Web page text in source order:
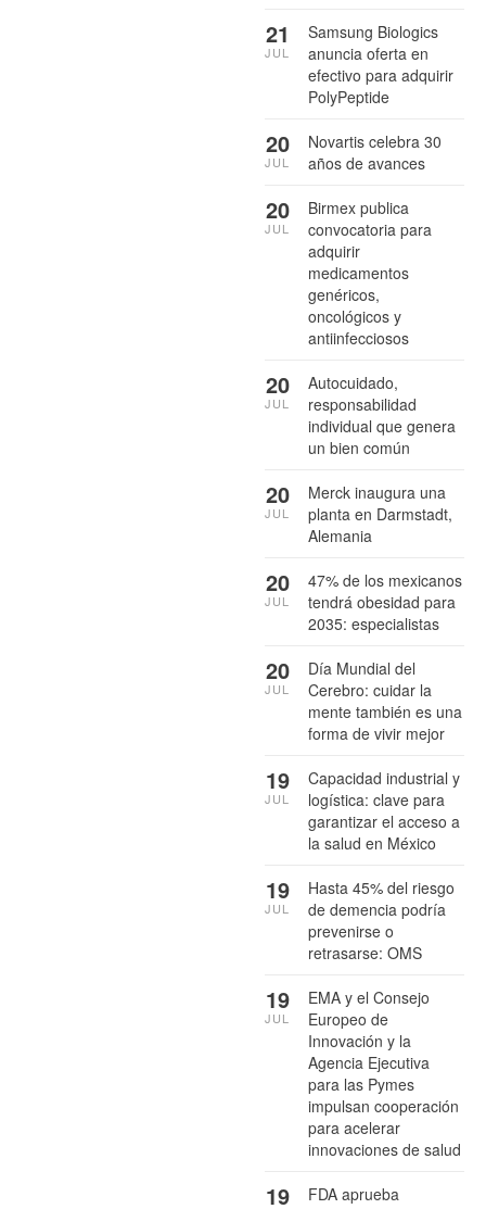
Samsung Biologics
anuncia oferta en
efectivo para adquirir
PolyPeptide
21
JUL
Novartis celebra 30
años de avances
20
JUL
Birmex publica
convocatoria para
adquirir
medicamentos
genéricos,
oncológicos y
antiinfecciosos
20
JUL
Autocuidado,
responsabilidad
individual que genera
un bien común
20
JUL
Merck inaugura una
planta en Darmstadt,
Alemania
20
JUL
47% de los mexicanos
tendrá obesidad para
2035: especialistas
20
JUL
Día Mundial del
Cerebro: cuidar la
mente también es una
forma de vivir mejor
20
JUL
Capacidad industrial y
logística: clave para
garantizar el acceso a
la salud en México
19
JUL
Hasta 45% del riesgo
de demencia podría
prevenirse o
retrasarse: OMS
19
JUL
EMA y el Consejo
Europeo de
Innovación y la
Agencia Ejecutiva
para las Pymes
impulsan cooperación
para acelerar
innovaciones de salud
19
JUL
FDA aprueba
19